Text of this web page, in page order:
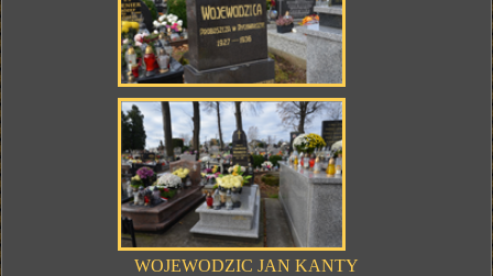
WOJEWODZIC JAN KANTY